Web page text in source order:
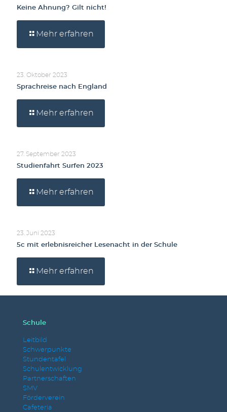
Keine Ahnung? Gilt nicht!
Mehr erfahren
23. Oktober 2023
Sprachreise nach England
Mehr erfahren
27. September 2023
Studienfahrt Surfen 2023
Mehr erfahren
23. Juni 2023
5c mit erlebnisreicher Lesenacht in der Schule
Mehr erfahren
Schule
Leitbild
Schwerpunkte
Stundentafel
Schulentwicklung
Partnerschaften
SMV
Förderverein
Cafeteria